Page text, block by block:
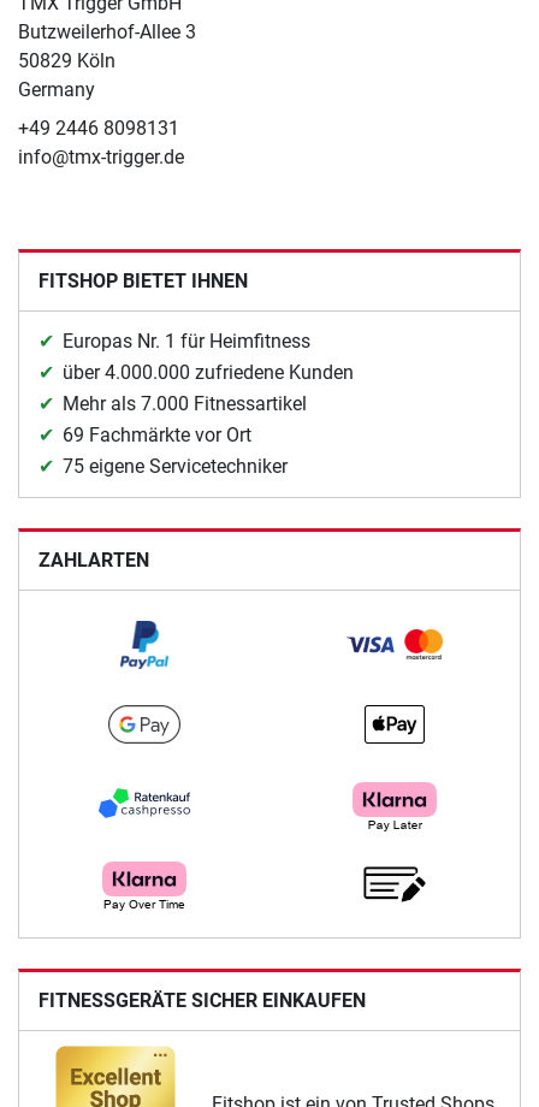
Butzweilerhof-Allee 3
50829 Köln
Germany
+49 2446 8098131
info@tmx-trigger.de
FITSHOP BIETET IHNEN
Europas Nr. 1 für Heimfitness
über 4.000.000 zufriedene Kunden
Mehr als 7.000 Fitnessartikel
69 Fachmärkte vor Ort
75 eigene Servicetechniker
ZAHLARTEN
FITNESSGERÄTE SICHER EINKAUFEN